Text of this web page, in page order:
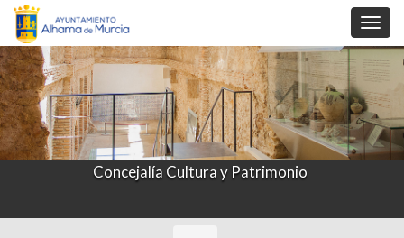
Concejalía Cultura y Patrimonio